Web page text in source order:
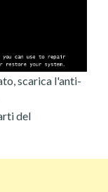
scarica l'anti-
del